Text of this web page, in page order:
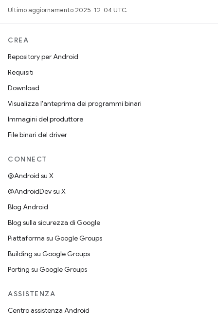
Ultimo aggiornamento 2025-12-04 UTC.
CREA
Repository per Android
Requisiti
Download
Visualizza l'anteprima dei programmi binari
Immagini del produttore
File binari del driver
CONNECT
@Android su X
@AndroidDev su X
Blog Android
Blog sulla sicurezza di Google
Piattaforma su Google Groups
Building su Google Groups
Porting su Google Groups
ASSISTENZA
Centro assistenza Android